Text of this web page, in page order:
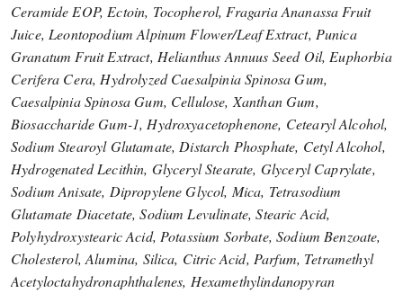
Ceramide EOP, Ectoin, Tocopherol, Fragaria Ananassa Fruit
Juice, Leontopodium Alpinum Flower/Leaf Extract, Punica
Granatum Fruit Extract, Helianthus Annuus Seed Oil, Euphorbia
Cerifera Cera, Hydrolyzed Caesalpinia Spinosa Gum,
Caesalpinia Spinosa Gum, Cellulose, Xanthan Gum,
Biosaccharide Gum-1, Hydroxyacetophenone, Cetearyl Alcohol,
Sodium Stearoyl Glutamate, Distarch Phosphate, Cetyl Alcohol,
Hydrogenated Lecithin, Glyceryl Stearate, Glyceryl Caprylate,
Sodium Anisate, Dipropylene Glycol, Mica, Tetrasodium
Glutamate Diacetate, Sodium Levulinate, Stearic Acid,
Polyhydroxystearic Acid, Potassium Sorbate, Sodium Benzoate,
Cholesterol, Alumina, Silica, Citric Acid, Parfum, Tetramethyl
Acetyloctahydronaphthalenes, Hexamethylindanopyran